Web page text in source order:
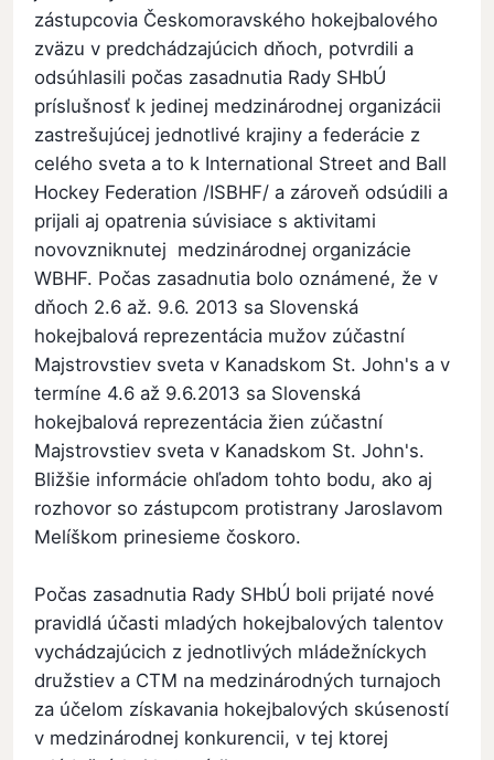
zástupcovia Českomoravského hokejbalového
zväzu v predchádzajúcich dňoch, potvrdili a
odsúhlasili počas zasadnutia Rady SHbÚ
príslušnosť k jedinej medzinárodnej organizácii
zastrešujúcej jednotlivé krajiny a federácie z
celého sveta a to k International Street and Ball
Hockey Federation /ISBHF/ a zároveň odsúdili a
prijali aj opatrenia súvisiace s aktivitami
novovzniknutej medzinárodnej organizácie
WBHF. Počas zasadnutia bolo oznámené, že v
dňoch 2.6 až. 9.6. 2013 sa Slovenská
hokejbalová reprezentácia mužov zúčastní
Majstrovstiev sveta v Kanadskom St. John's a v
termíne 4.6 až 9.6.2013 sa Slovenská
hokejbalová reprezentácia žien zúčastní
Majstrovstiev sveta v Kanadskom St. John's.
Bližšie informácie ohľadom tohto bodu, ako aj
rozhovor so zástupcom protistrany Jaroslavom
Melíškom prinesieme čoskoro.
Počas zasadnutia Rady SHbÚ boli prijaté nové
pravidlá účasti mladých hokejbalových talentov
vychádzajúcich z jednotlivých mládežníckych
družstiev a CTM na medzinárodných turnajoch
za účelom získavania hokejbalových skúseností
v medzinárodnej konkurencii, v tej ktorej